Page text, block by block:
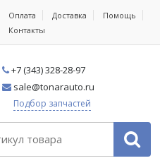
Оплата Доставка
Помощь
Контакты
+7 (343) 328-28-97
sale@tonarauto.ru
Подбор запчастей